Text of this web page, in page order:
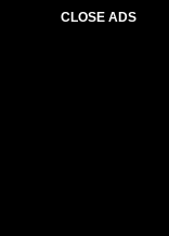
CLOSE ADS